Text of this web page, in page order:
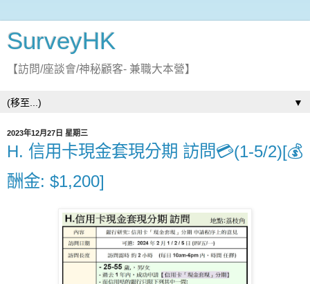
SurveyHK
【訪問/座談會/神秘顧客- 兼職大本營】
▼
2023年12月27日 星期三
H. 信用卡現金套現分期 訪問💳(1-5/2)[💰
酬金: $1,200]